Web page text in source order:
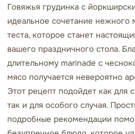
Говяжья грудинка с
идеальное сочетание нежного
теста, которое станет
вашего праздничного стола.
длительному marinade с
мясо получается невероятно
Этот рецепт подойдет как для
так и для особого случая.
подробные рекомендации